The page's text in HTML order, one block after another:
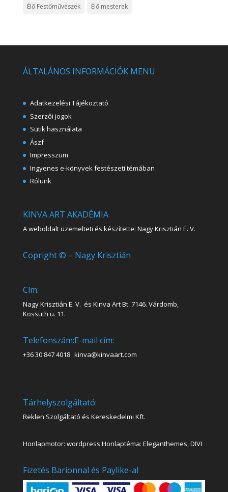
Élő Festőművészek
Élő mesterek
ÁLTALÁNOS INFORMÁCIÓK MENÜ
Adatkezelési Tájékoztató
Szerzői jogok
Sütik használata
Ászf
Impresszum
Ingyenes e-könyvek festészeti témában
Rólunk
KINVA ART AKADÉMIA
A weboldalt üzemelteti és készítette: Nagy Krisztián E. V.
Copright © – Nagy Krisztián
Cím:
Nagy Krisztián E. V. és Kinva Art Bt. 7146. Várdomb,
Kossuth u. 11.
Telefonszám:
+36 30 847 4018
E-mail cím:
kinva@kinvaart.com
Tárhelyszolgáltató:
Reklen Szolgáltató és Kereskedelmi Kft.
Honlapmotor: wordpress Honlaptéma: Eleganthemes, DIVI
Fizetés Barionnal és Paylike-al